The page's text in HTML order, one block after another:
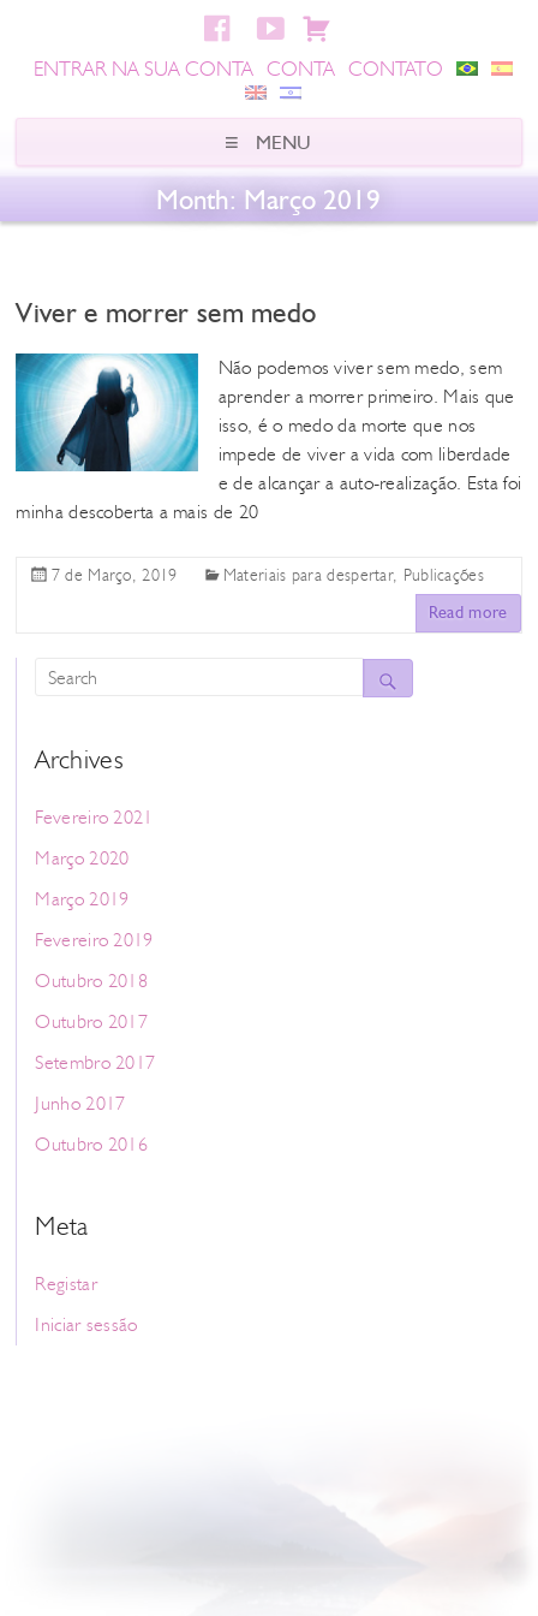
ENTRAR NA SUA CONTA CONTA CONTATO
Month: Março 2019
Viver e morrer sem medo
Não podemos viver sem medo, sem
aprender a morrer primeiro. Mais que
isso, é o medo da morte que nos
impede de viver a vida com liberdade
e de alcançar a auto-realização. Esta foi
minha descoberta a mais de 20
7 de Março, 2019 Materiais para despertar, Publicações
Read more
Archives
Fevereiro 2021
Março 2020
Março 2019
Fevereiro 2019
Outubro 2018
Outubro 2017
Setembro 2017
Junho 2017
Outubro 2016
Meta
Registar
Iniciar sessão